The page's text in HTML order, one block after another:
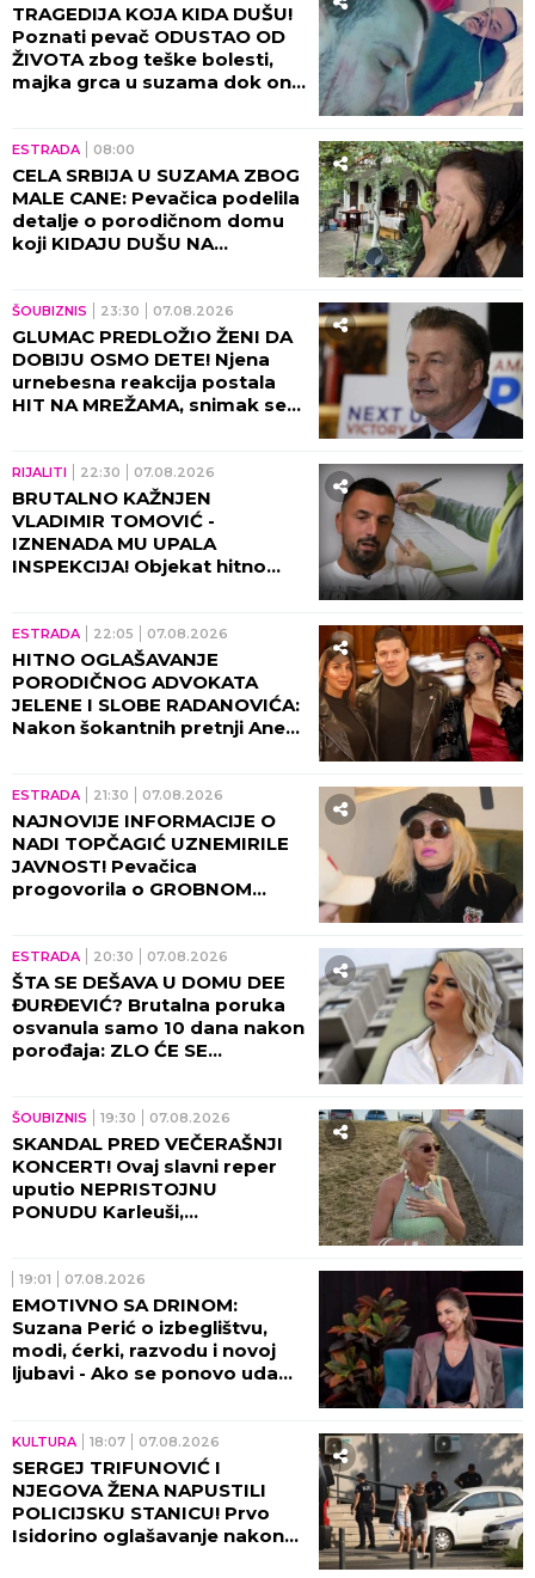
TRAGEDIJA KOJA KIDA DUŠU!
Poznati pevač ODUSTAO OD
ŽIVOTA zbog teške bolesti,
majka grca u suzama dok on
ESTRADA 08:00
CELA SRBIJA U SUZAMA ZBOG
MALE CANE: Pevačica podelila
detalje o porodičnom domu
koji KIDAJU DUŠU NA
ŠOUBIZNIS 23:30 07.08.2026
GLUMAC PREDLOŽIO ŽENI DA
DOBIJU OSMO DETE! Njena
urnebesna reakcija postala
HIT NA MREŽAMA, snimak se
RIJALITI 22:30 07.08.2026
BRUTALNO KAŽNJEN
VLADIMIR TOMOVIĆ -
IZNENADA MU UPALA
INSPEKCIJA! Objekat hitno
ESTRADA 22:05 07.08.2026
HITNO OGLAŠAVANJE
PORODIČNOG ADVOKATA
JELENE I SLOBE RADANOVIĆA:
Nakon šokantnih pretnji Ane
ESTRADA 21:30 07.08.2026
NAJNOVIJE INFORMACIJE O
NADI TOPČAGIĆ UZNEMIRILE
JAVNOST! Pevačica
progovorila o GROBNOM
ESTRADA 20:30 07.08.2026
ŠTA SE DEŠAVA U DOMU DEE
ĐURĐEVIĆ? Brutalna poruka
osvanula samo 10 dana nakon
porođaja: ZLO ĆE SE
ŠOUBIZNIS 19:30 07.08.2026
SKANDAL PRED VEČERAŠNJI
KONCERT! Ovaj slavni reper
uputio NEPRISTOJNU
PONUDU Karleuši,
19:01 07.08.2026
EMOTIVNO SA DRINOM:
Suzana Perić o izbeglištvu,
modi, ćerki, razvodu i novoj
ljubavi - Ako se ponovo udam,
KULTURA 18:07 07.08.2026
SERGEJ TRIFUNOVIĆ I
NJEGOVA ŽENA NAPUSTILI
POLICIJSKU STANICU! Prvo
Isidorino oglašavanje nakon